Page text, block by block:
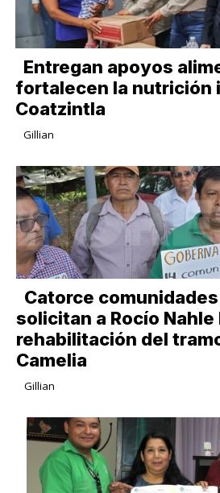
Entregan apoyos
fortalecen la nutrición
Coatzintla
Gillian
Catorce
solicitan a Rocío Nahle
rehabilitación del
Camelia
Gillian